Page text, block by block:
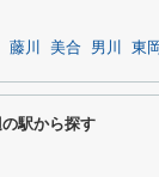
藤川 美合 男川 東
駅から探す